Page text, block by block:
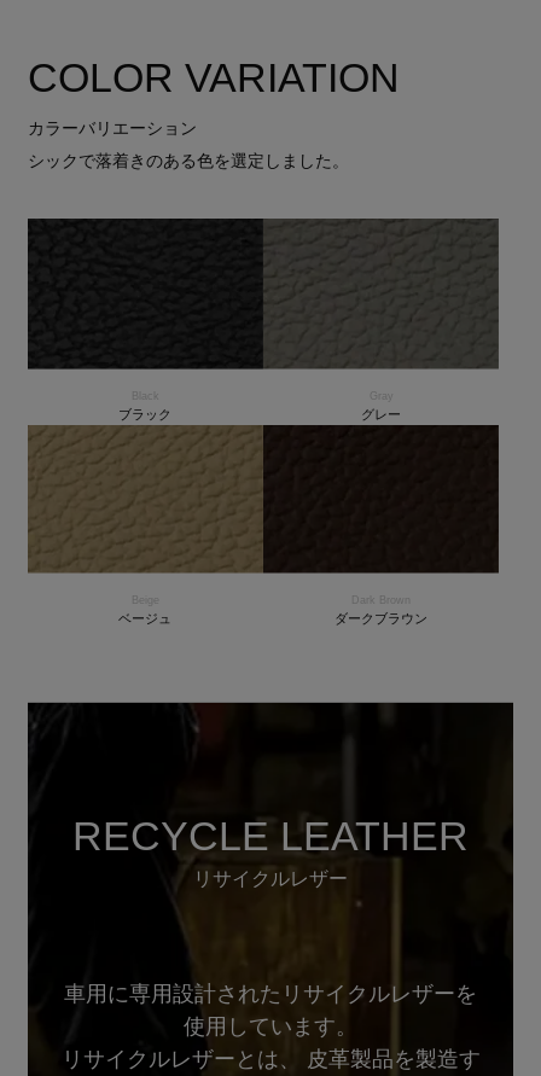
COLOR VARIATION
カラーバリエーション
シックで落着きのある色を選定しました。
ブラック
Gray
グレー
ベージュ
Dark Brown
ダークブラウン
RECYCLE LEATHER
リサイクルレザー
車用に専用設計されたリサイクルレザーを
使用しています。
リサイクルレザーとは、 皮革製品を製造す